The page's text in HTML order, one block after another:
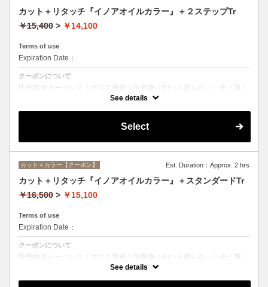
カット＋リタッチ『イノアオイルカラー』＋２ステップTr
￥15,400 > ￥14,100
Terms of use
Expiration Date：
クーポンについて
圧倒的ダメージレス！グロス発色！低刺激！匂いも残らない！全く新し
い処方のイノアオイルカラーのセットメニュー☆シャンプー、ブロー込
See details
Select
カット＋カラー【クーポン】 Est. Duration：Approx. 2 hrs
カット＋リタッチ『イノアオイルカラー』＋スタンダードTr
￥16,500 > ￥15,100
Terms of use
Expiration Date：
クーポンについて
圧倒的ダメージレス！グロス発色！低刺激！匂いも残らない！全く新し
い処方のイノアオイルカラーのセットメニュー☆シャンプー、ブロー込
See details